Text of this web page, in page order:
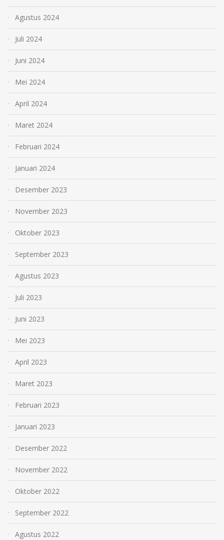
Agustus 2024
Juli 2024
Juni 2024
Mei 2024
April 2024
Maret 2024
Februari 2024
Januari 2024
Desember 2023
November 2023
Oktober 2023
September 2023
Agustus 2023
Juli 2023
Juni 2023
Mei 2023
April 2023
Maret 2023
Februari 2023
Januari 2023
Desember 2022
November 2022
Oktober 2022
September 2022
Agustus 2022